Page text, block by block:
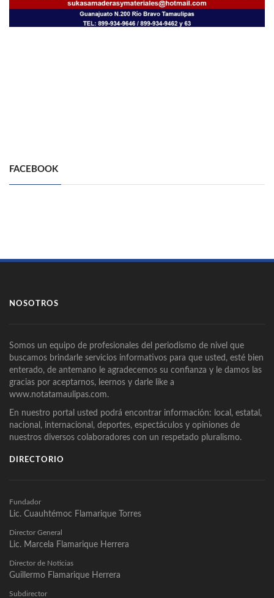
FACEBOOK
NOSOTROS
Somos un equipo de profesionales del periodismo de nivel que
buscamos brindarle servicios informativos para que usted, esté bien
enterado, de antemano le agradecemos su confianza y le damos las
gracias por aceptarnos, leernos y darle like a
www.notatamaulipas.com.
En nuestro portal usted podrá encontrar información: local, estatal,
nacional, internacional, deportes, espectáculos y opiniones de
nuestros diversos colaboradores con un respetado pluralismo.
DIRECTORIO
Fundador
Lic. Cuauhtémoc Flamarique Torres
Director General
Lic. Marcela Flamarique Herrera
Director de Noticias
Guillermo Flamarique Herrera
Subdirector